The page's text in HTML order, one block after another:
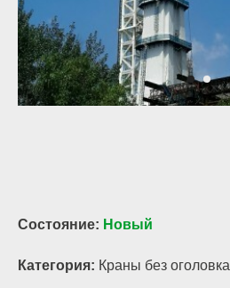
Состояние: Новый
Категория: Краны без оголовка